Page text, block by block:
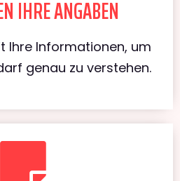
IHRE ANGABEN
Ihre Informationen, um
genau zu verstehen.